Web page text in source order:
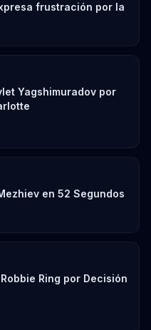
frustración por la
Yagshimuradov por
en 52 Segundos
Ring por Decisión